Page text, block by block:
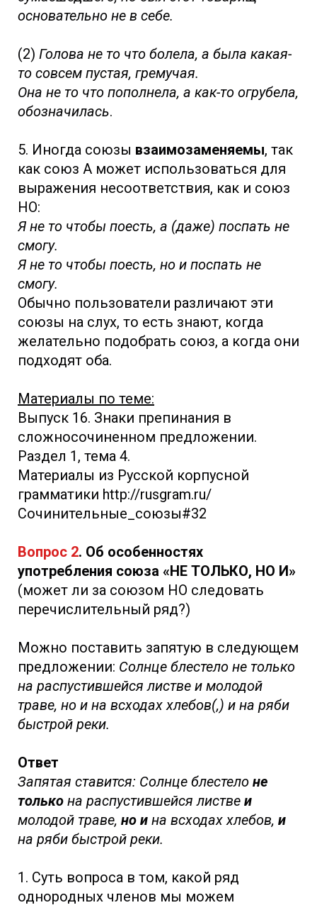
основательно не в себе.
(2) Голова не то что болела, а была какая-
то совсем пустая, гремучая.
Она не то что пополнела, а как-то огрубела,
обозначилась.
5. Иногда союзы взаимозаменяемы, так
как союз А может использоваться для
выражения несоответствия, как и союз
НО:
Я не то чтобы поесть, а (даже) поспать не
смогу.
Я не то чтобы поесть, но и поспать не
смогу.
Обычно пользователи различают эти
союзы на слух, то есть знают, когда
желательно подобрать союз, а когда они
подходят оба.
Материалы по теме:
Выпуск 16. Знаки препинания в
сложносочиненном предложении.
Раздел 1, тема 4.
Материалы из Русской корпусной
грамматики http://rusgram.ru/
Сочинительные_союзы#32
Вопрос 2. Об особенностях
употребления союза «НЕ ТОЛЬКО, НО И»
(может ли за союзом НО следовать
перечислительный ряд?)
Можно поставить запятую в следующем
предложении: Солнце блестело не только
на распустившейся листве и молодой
траве, но и на всходах хлебов(,) и на ряби
быстрой реки.
Ответ
Запятая ставится: Солнце блестело не
только на распустившейся листве и
молодой траве, но и на всходах хлебов, и
на ряби быстрой реки.
1. Суть вопроса в том, какой ряд
однородных членов мы можем